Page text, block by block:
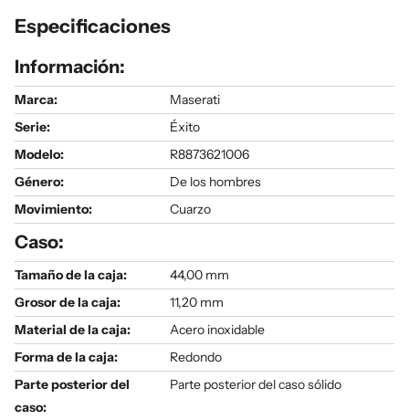
Especificaciones
Información:
Marca:
Maserati
Serie:
Éxito
Modelo:
R8873621006
Género:
De los hombres
Movimiento:
Cuarzo
Caso:
Tamaño de la caja:
44,00 mm
Grosor de la caja:
11,20 mm
Material de la caja:
Acero inoxidable
Forma de la caja:
Redondo
Parte posterior del
caso:
Parte posterior del caso sólido